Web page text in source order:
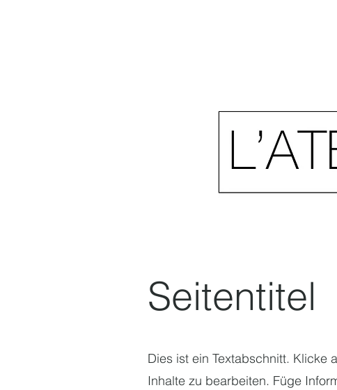
Seitentitel
Dies ist ein Textabschnitt. Klicke
Inhalte zu bearbeiten. Füge